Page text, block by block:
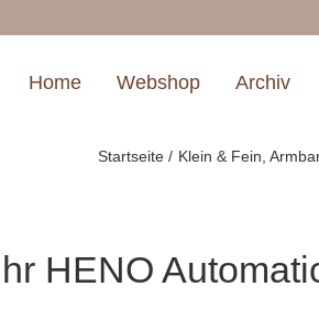
Home Webshop Archiv
Startseite Klein & Fein
HENO